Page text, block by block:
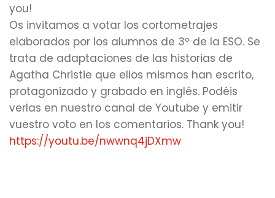
you!
Os invitamos a votar los cortometrajes
elaborados por los alumnos de 3º de la ESO. Se
trata de adaptaciones de las historias de
Agatha Christie que ellos mismos han escrito,
protagonizado y grabado en inglés. Podéis
verlas en nuestro canal de Youtube y emitir
vuestro voto en los comentarios. Thank you!
https://youtu.be/nwwnq4jDXmw